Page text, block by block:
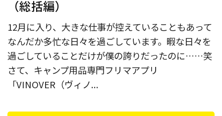
（総括編）
12月に入り、大きな仕事が控えていることもあって
なんだか多忙な日々を過ごしています。暇な日々を
過ごしていることだけが僕の誇りだったのに……笑
さて、キャンプ用品専門フリマアプリ
「VINOVER（ヴィノ...